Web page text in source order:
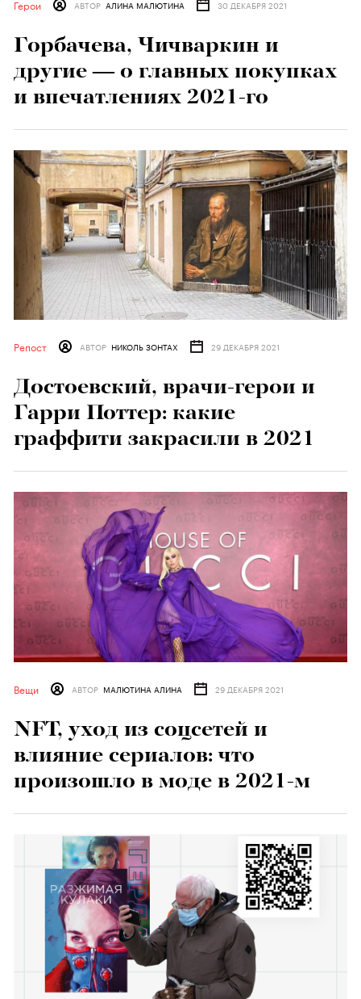
Герои АВТОР АЛИНА МАЛЮТИНА 30 ДЕКАБРЯ 2021
Горбачева, Чичваркин и
другие — о главных покупках
и впечатлениях 2021-го
Репост АВТОР НИКОЛЬ ЗОНТАХ 29 ДЕКАБРЯ 2021
Достоевский, врачи-герои и
Гарри Поттер: какие
граффити закрасили в 2021
Вещи АВТОР МАЛЮТИНА АЛИНА 29 ДЕКАБРЯ 2021
NFT, уход из соцсетей и
влияние сериалов: что
произошло в моде в 2021-м